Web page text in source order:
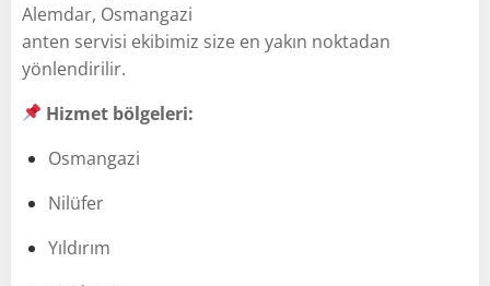
Alemdar, Osmangazi
anten servisi ekibimiz size en yakın noktadan
yönlendirilir.
Hizmet bölgeleri:
Osmangazi
Nilüfer
Yıldırım